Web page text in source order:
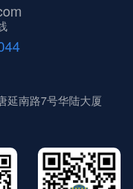
延南路7号华陆大厦